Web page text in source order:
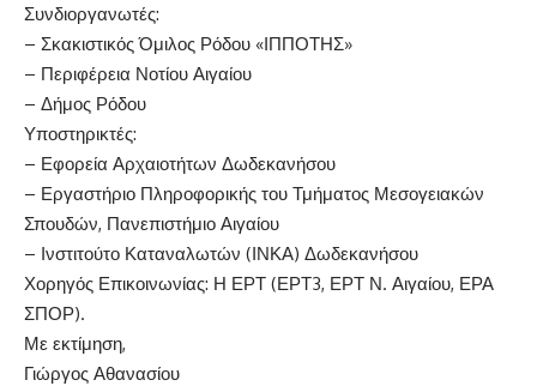
Συνδιοργανωτές:
– Σκακιστικός Όμιλος Ρόδου «ΙΠΠΟΤΗΣ»
– Περιφέρεια Νοτίου Αιγαίου
– Δήμος Ρόδου
Υποστηρικτές:
– Εφορεία Αρχαιοτήτων Δωδεκανήσου
– Εργαστήριο Πληροφορικής του Τμήματος Μεσογειακών
Σπουδών, Πανεπιστήμιο Αιγαίου
– Ινστιτούτο Καταναλωτών (ΙΝΚΑ) Δωδεκανήσου
Χορηγός Επικοινωνίας: Η ΕΡΤ (ΕΡΤ3, ΕΡΤ Ν. Αιγαίου, ΕΡΑ
ΣΠΟΡ).
Με εκτίμηση,
Γιώργος Αθανασίου